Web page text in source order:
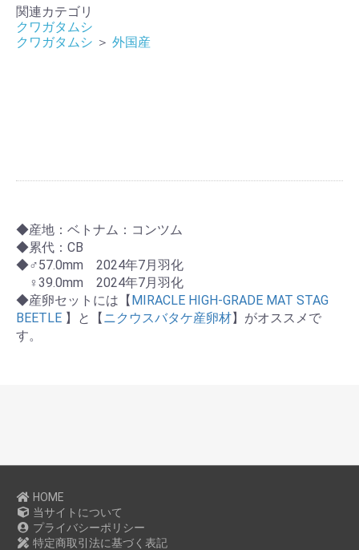
関連カテゴリ
クワガタムシ
クワガタムシ ＞ 外国産
◆産地：ベトナム：コンツム
◆累代：CB
◆♂57.0mm 2024年7月羽化
♀39.0mm 2024年7月羽化
◆産卵セットには【MIRACLE HIGH-GRADE MAT STAG
BEETLE 】と【ニクウスバタケ産卵材】がオススメで
す。
HOME
当サイトについて
プライバシーポリシー
特定商取引法に基づく表記